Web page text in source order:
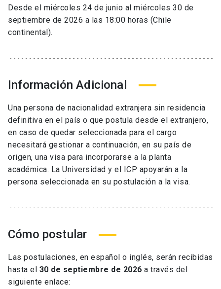
Desde el miércoles 24 de junio al miércoles 30 de
septiembre de 2026 a las 18:00 horas (Chile
continental).
Información Adicional
Una persona de nacionalidad extranjera sin residencia
definitiva en el país o que postula desde el extranjero,
en caso de quedar seleccionada para el cargo
necesitará gestionar a continuación, en su país de
origen, una visa para incorporarse a la planta
académica. La Universidad y el ICP apoyarán a la
persona seleccionada en su postulación a la visa.
Cómo postular
Las postulaciones, en español o inglés, serán recibidas
hasta el 30 de septiembre de 2026 a través del
siguiente enlace: